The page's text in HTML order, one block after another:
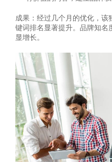
成果：经过几个月的优化，该
键词排名显著提升。品牌知名
显增长。